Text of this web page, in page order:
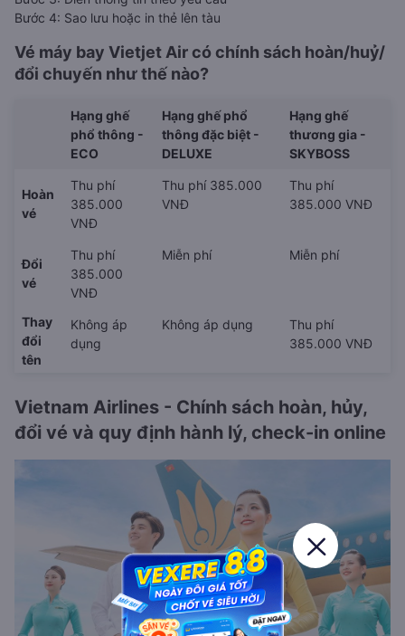
Bước 4: Sao lưu hoặc in thẻ lên tàu
Vé máy bay Vietjet Air có chính sách hoàn/huỷ/
đổi chuyến như thế nào?
Hạng ghế
phổ thông -
ECO
Hạng ghế phổ
thông đặc biệt -
DELUXE
Hạng ghế
thương gia -
SKYBOSS
Hoàn
vé
Thu phí
385.000
VNĐ
Thu phí 385.000
VNĐ
Thu phí
385.000 VNĐ
Đổi
vé
Thu phí
385.000
VNĐ
Miễn phí Miễn phí
Thay
đổi
tên
Không áp
dụng
Không áp dụng
Thu phí
385.000 VNĐ
Vietnam Airlines - Chính sách hoàn, hủy,
đổi vé và quy định hành lý, check-in online